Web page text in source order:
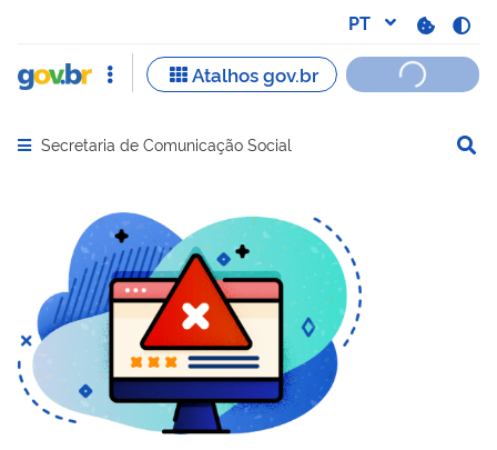
Abrir menu principal de navegação
Secretaria de Comunicação Social